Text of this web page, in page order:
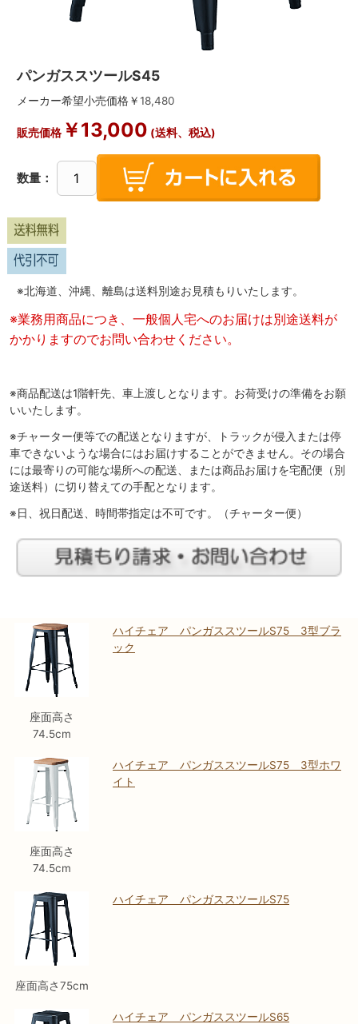
パンガススツールS45
メーカー希望小売価格￥18,480
販売価格￥13,000 (送料、税込)
数量：
※北海道、沖縄、離島は送料別途お見積もりいたします。
※業務用商品につき、一般個人宅へのお届けは別途送料が
かかりますのでお問い合わせください。
※商品配送は1階軒先、車上渡しとなります。お荷受けの準備をお願
いいたします。
※チャーター便等での配送となりますが、トラックが侵入または停
車できないような場合にはお届けすることができません。その場合
には最寄りの可能な場所への配送、または商品お届けを宅配便（別
途送料）に切り替えての手配となります。
※日、祝日配送、時間帯指定は不可です。（チャーター便）
座面高さ
74.5cm
ハイチェア パンガススツールS75 3型ブラ
ック
座面高さ
74.5cm
ハイチェア パンガススツールS75 3型ホワ
イト
座面高さ75cm
ハイチェア パンガススツールS75
ハイチェア パンガススツールS65